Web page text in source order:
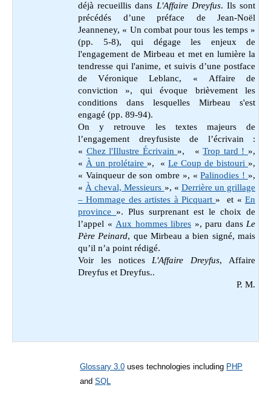
déjà recueillis dans L'Affaire Dreyfus. Ils sont
précédés d’une préface de Jean-Noël
Jeanneney, « Un combat pour tous les temps »
(pp. 5-8), qui dégage les enjeux de
l'engagement de Mirbeau et met en lumière la
tendresse qui l'anime, et suivis d’une postface
de Véronique Leblanc, « Affaire de
conviction », qui évoque brièvement les
conditions dans lesquelles Mirbeau s'est
engagé (pp. 89-94).
On y retrouve les textes majeurs de
l’engagement dreyfusiste de l’écrivain :
« Chez l'Illustre Écrivain», «Trop tard !»,
« À un prolétaire », « Le Coup de bistouri »,
« Vainqueur de son ombre », «Palinodies !»,
«À cheval, Messieurs », « Derrière un grillage
– Hommage des artistes à Picquart» et «En
province ». Plus surprenant est le choix de
l’appel « Aux hommes libres », paru dans Le
Père Peinard, que Mirbeau a bien signé, mais
qu’il n’a point rédigé.
Voir les noticesL'Affaire Dreyfus, Affaire
Dreyfus et Dreyfus..
P. M.
Glossary 3.0 uses technologies including PHP
and SQL